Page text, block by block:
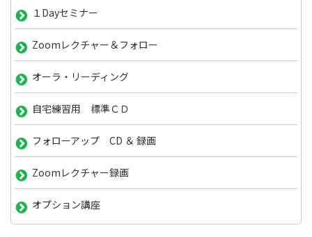
１Dayセミナー
Zoomレクチャー＆フォロー
オーラ・リーディング
自宅練習用 標準ＣＤ
フォローアップ CD ＆ 録画
Zoomレクチャー録画
オプション講座